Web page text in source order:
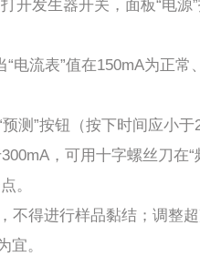
开发生器开关，面板“电源
“电流表”值在150mA为正常
测”按钮（按下时间应小于
，可用十字螺丝刀在“
。
不得进行样品黏结；调整
。